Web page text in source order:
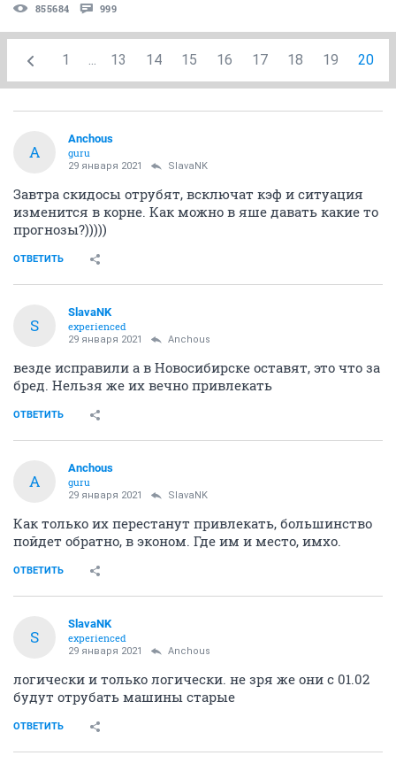
855684 999
1 ... 13 14 15 16 17 18 19 20
A
Anchous
guru
29 января 2021 SlavaNK
Завтра скидосы отрубят, всключат кэф и ситуация
изменится в корне. Как можно в яше давать какие то
прогнозы?)))))
ОТВЕТИТЬ
S
SlavaNK
experienced
29 января 2021 Anchous
везде исправили а в Новосибирске оставят, это что за
бред. Нельзя же их вечно привлекать
ОТВЕТИТЬ
A
Anchous
guru
29 января 2021 SlavaNK
Как только их перестанут привлекать, большинство
пойдет обратно, в эконом. Где им и место, имхо.
ОТВЕТИТЬ
S
SlavaNK
experienced
29 января 2021 Anchous
логически и только логически. не зря же они с 01.02
будут отрубать машины старые
ОТВЕТИТЬ